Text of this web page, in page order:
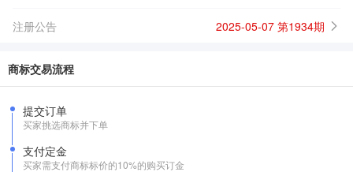
注册公告 2025-05-07 第1934期
商标交易流程
提交订单
买家挑选商标并下单
支付定金
买家需支付商标标价的10%的购买订金